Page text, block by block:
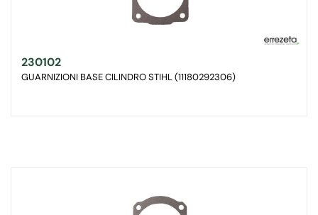
230102
GUARNIZIONI BASE CILINDRO STIHL (11180292306)